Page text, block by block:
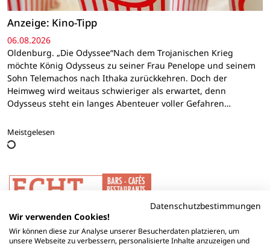
Anzeige: Kino-Tipp
06.08.2026
Oldenburg. „Die Odyssee“Nach dem Trojanischen Krieg
möchte König Odysseus zu seiner Frau Penelope und seinem
Sohn Telemachos nach Ithaka zurückkehren. Doch der
Heimweg wird weitaus schwieriger als erwartet, denn
Odysseus steht ein langes Abenteuer voller Gefahren…
Meistgelesen
Datenschutzbestimmungen
Wir verwenden Cookies!
Wir können diese zur Analyse unserer Besucherdaten platzieren, um
unsere Webseite zu verbessern, personalisierte Inhalte anzuzeigen und